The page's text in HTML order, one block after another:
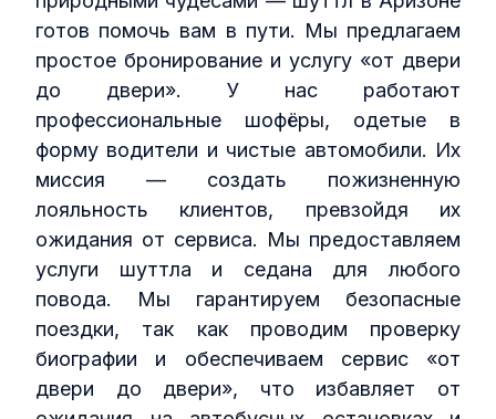
готов помочь вам в пути. Мы предлагаем
простое бронирование и услугу «от двери
до двери». У нас работают
профессиональные шофёры, одетые в
форму водители и чистые автомобили. Их
миссия — создать пожизненную
лояльность клиентов, превзойдя их
ожидания от сервиса. Мы предоставляем
услуги шуттла и седана для любого
повода. Мы гарантируем безопасные
поездки, так как проводим проверку
биографии и обеспечиваем сервис «от
двери до двери», что избавляет от